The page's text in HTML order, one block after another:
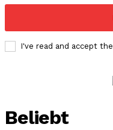
I've read and accept the
Beliebt